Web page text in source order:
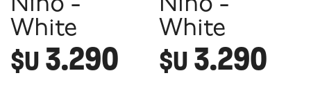
Niño -
White
$U 3.290
Niño -
White
$U 3.290